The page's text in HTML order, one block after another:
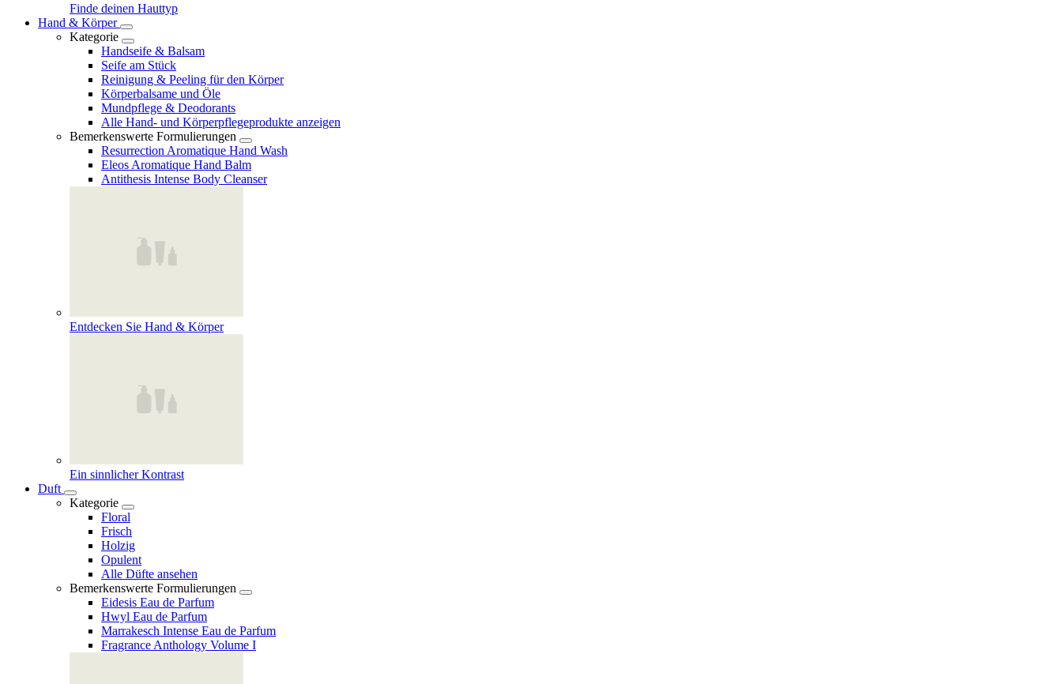
Finde deinen Hauttyp
Hand & Körper
Kategorie
Handseife & Balsam
Seife am Stück
Reinigung & Peeling für den Körper
Körperbalsame und Öle
Mundpflege & Deodorants
Alle Hand- und Körperpflegeprodukte anzeigen
Bemerkenswerte Formulierungen
Resurrection Aromatique Hand Wash
Eleos Aromatique Hand Balm
Antithesis Intense Body Cleanser
Entdecken Sie Hand & Körper
Ein sinnlicher Kontrast
Duft
Kategorie
Floral
Frisch
Holzig
Opulent
Alle Düfte ansehen
Bemerkenswerte Formulierungen
Eidesis Eau de Parfum
Hwyl Eau de Parfum
Marrakesch Intense Eau de Parfum
Fragrance Anthology Volume I